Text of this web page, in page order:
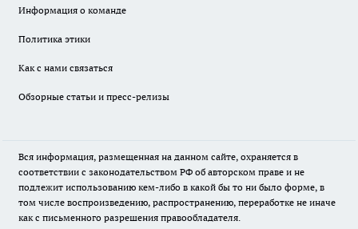
Информация о команде
Политика этики
Как с нами связаться
Обзорные статьи и пресс-релизы
Вся информация, размещенная на данном сайте, охраняется в
соответствии с законодательством РФ об авторском праве и не
подлежит использованию кем-либо в какой бы то ни было форме, в
том числе воспроизведению, распространению, переработке не иначе
как с письменного разрешения правообладателя.